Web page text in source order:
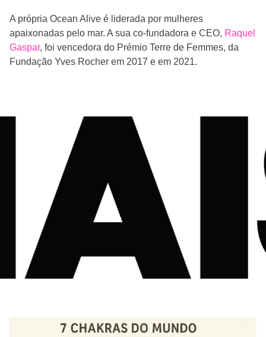
A própria Ocean Alive é liderada por mulheres
apaixonadas pelo mar. A sua co-fundadora e CEO, Raquel
Gaspar, foi vencedora do Prémio Terre de Femmes, da
Fundação Yves Rocher em 2017 e em 2021.